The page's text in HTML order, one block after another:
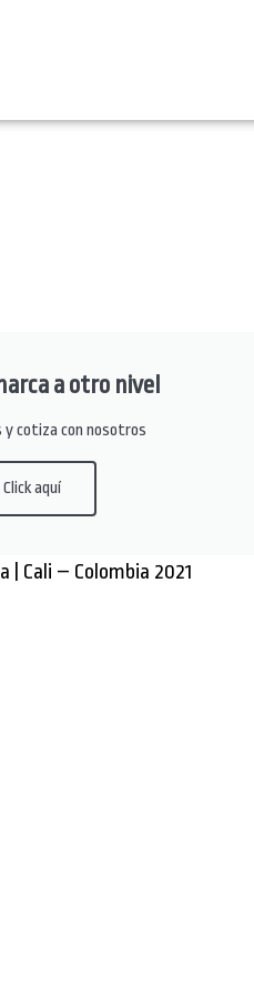
a otro nivel
y cotiza con nosotros
Click aquí
| Cali – Colombia 2021